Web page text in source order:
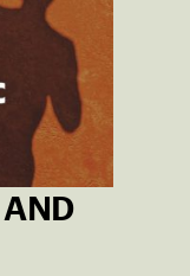
AND